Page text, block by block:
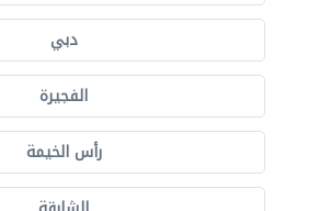
دبي
الفجيرة
رأس الخيمة